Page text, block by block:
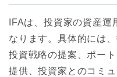
IFAは、投資家の資産
なります。具体的には
投資戦略の提案、ポー
提供、投資家とのコミ